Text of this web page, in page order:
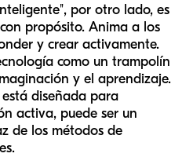
por otro lado, es
propósito. Anima a los
y crear activamente.
como un trampolín
y el aprendizaje.
diseñada para
activa, puede ser un
de los métodos de